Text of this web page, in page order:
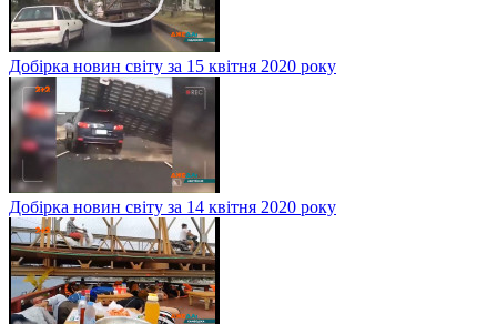
Добірка новин світу за 15 квітня 2020 року
Добірка новин світу за 14 квітня 2020 року